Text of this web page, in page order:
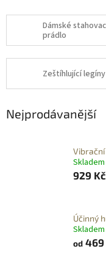
Dámské
prádlo
Zeštíhlující legíny
Nejprodávanější
Vibrační
Skladem
929 Kč
Účinný
Skladem
od 469